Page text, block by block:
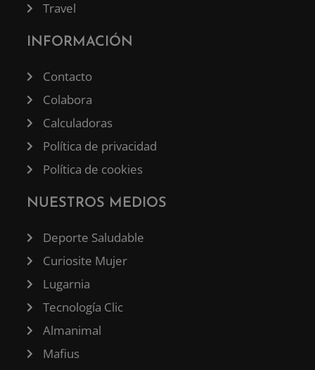
Travel
INFORMACIÓN
Contacto
Colabora
Calculadoras
Política de privacidad
Política de cookies
NUESTROS MEDIOS
Deporte Saludable
Curiosite Mujer
Lugarnia
Tecnología Clic
Almanimal
Mafius